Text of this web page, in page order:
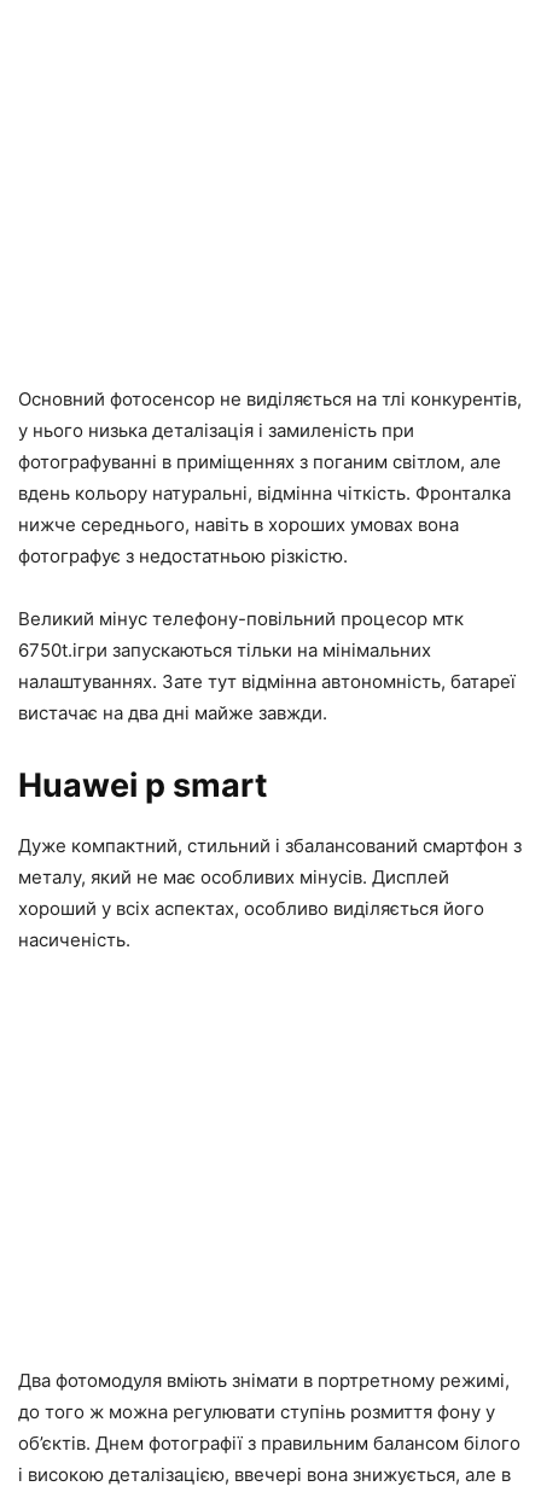
Основний фотосенсор не виділяється на тлі конкурентів,
у нього низька деталізація і замиленість при
фотографуванні в приміщеннях з поганим світлом, але
вдень кольору натуральні, відмінна чіткість. Фронталка
нижче середнього, навіть в хороших умовах вона
фотографує з недостатньою різкістю.
Великий мінус телефону-повільний процесор мтк
6750t.ігри запускаються тільки на мінімальних
налаштуваннях. Зате тут відмінна автономність, батареї
вистачає на два дні майже завжди.
Huawei p smart
Дуже компактний, стильний і збалансований смартфон з
металу, який не має особливих мінусів. Дисплей
хороший у всіх аспектах, особливо виділяється його
насиченість.
Два фотомодуля вміють знімати в портретному режимі,
до того ж можна регулювати ступінь розмиття фону у
об’єктів. Днем фотографії з правильним балансом білого
і високою деталізацією, ввечері вона знижується, але в